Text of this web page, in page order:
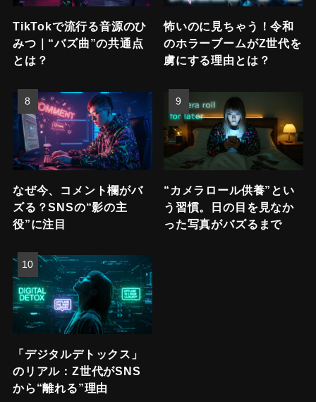
TikTokで流行る音源のひ
みつ｜“バズ曲”の共通点
とは？
怖いのに見ちゃう！令和
のホラーブームがZ世代を
虜にする理由とは？
なぜ今、コメント欄がバ
ズる？SNSの“影の主
役”に注目
“カメラロール供養”とい
う習慣。日の目を見なか
った写真がバズるまで
「デジタルデトックス」
のリアル：Z世代がSNS
から“離れる”理由